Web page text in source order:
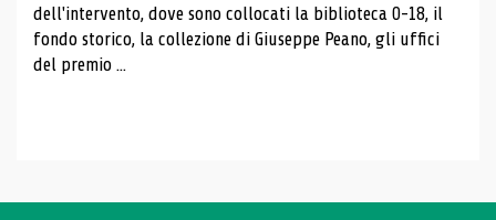
dell'intervento, dove sono collocati la biblioteca 0-18, il
fondo storico, la collezione di Giuseppe Peano, gli uffici
del premio ...